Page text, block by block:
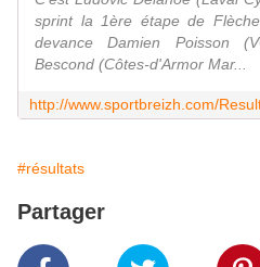
sprint la 1ère étape de
devance Damien Poisson
Bescond (Côtes-d'Armor Mar...
#résultats
Partager